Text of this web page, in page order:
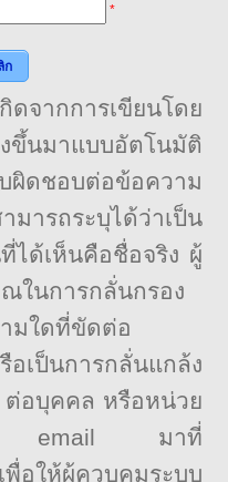
*
ก
จากการเขียนโดย
มาแบบอัตโนมัติ
ผิดชอบต่อข้อความ
ารถระบุได้ว่าเป็น
ได้เห็นคือชื่อจริง ผู้
ในการกลั่นกรอง
มใดที่ขัดต่อ
เป็นการกลั่นแกล้ง
ต่อบุคคล หรือหน่วย
email มาที่
พื่อให้ผู้ควบคุมระบบ